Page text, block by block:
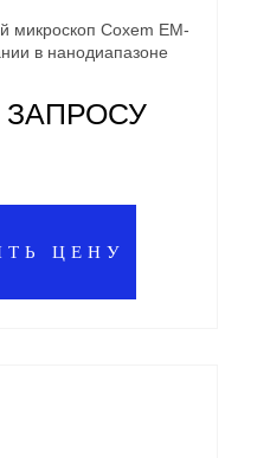
микроскоп Coxem EM-
в нанодиапазоне
ЦЕНУ